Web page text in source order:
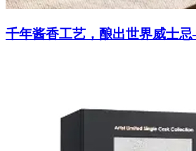
千年酱香工艺，酿出世界威士